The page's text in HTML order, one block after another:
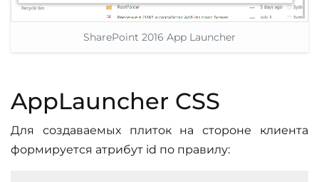
SharePoint 2016 App Launcher
AppLauncher CSS
Для создаваемых плиток на стороне клиента
формируется атрибут id по правилу: